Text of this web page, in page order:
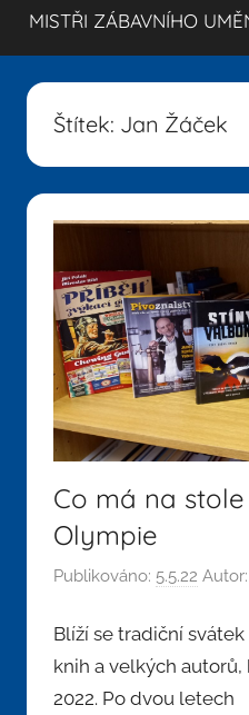
MISTŘI ZÁBAVNÍHO
Štítek: Jan Žáček
Co má na
Olympie
Publikováno: 5.5.22 Autor:
Blíží se tradiční
knih a velkých autorů,
2022. Po dvou letech